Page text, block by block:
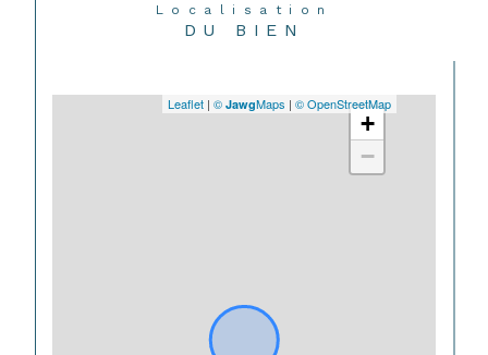
Localisation
DU BIEN
+
−
Leaflet | © JawgMaps | © OpenStreetMap